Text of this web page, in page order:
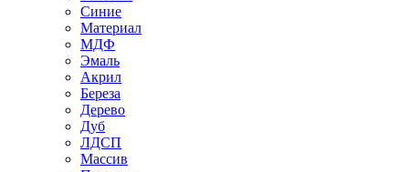
Синие
Материал
МДФ
Эмаль
Акрил
Береза
Дерево
Дуб
ЛДСП
Массив